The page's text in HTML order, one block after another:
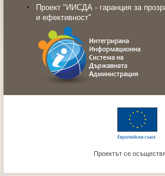
Проект "ИИСДА - гаранция за
и ефективност"
Проектът се